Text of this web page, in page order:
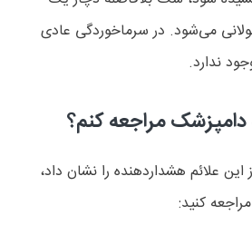
می‌شود. در سرماخوردگی عادی
ندارد.
دامپزشک مراجعه کنم؟
علائم هشداردهنده را نشان داد،
کنید: